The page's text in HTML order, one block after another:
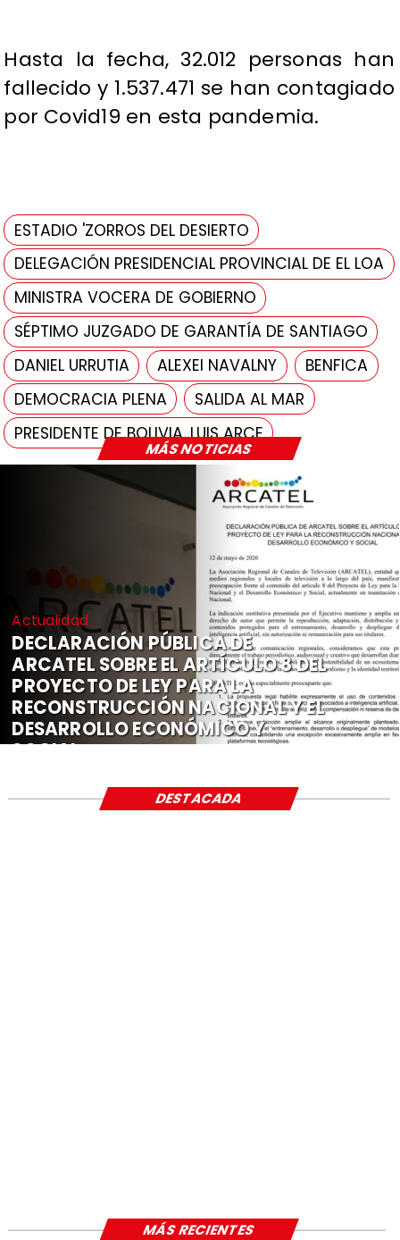
MÁS NOTICIAS
Hasta la fecha, 32.012 personas han
fallecido y 1.537.471 se han contagiado
por Covid19 en esta pandemia.
ESTADIO 'ZORROS DEL DESIERTO
DELEGACIÓN PRESIDENCIAL PROVINCIAL DE EL LOA
MINISTRA VOCERA DE GOBIERNO
SÉPTIMO JUZGADO DE GARANTÍA DE SANTIAGO
DANIEL URRUTIA
ALEXEI NAVALNY
BENFICA
DEMOCRACIA PLENA
SALIDA AL MAR
PRESIDENTE DE BOLIVIA, LUIS ARCE
Actualidad
DECLARACIÓN PÚBLICA DE
ARCATEL SOBRE EL ARTÍCULO 8 DEL
PROYECTO DE LEY PARA LA
RECONSTRUCCIÓN NACIONAL Y EL
DESARROLLO ECONÓMICO Y
SOCIAL
DESTACADA
MÁS RECIENTES